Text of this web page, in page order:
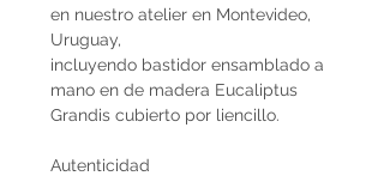
en nuestro atelier en Montevideo,
Uruguay,
incluyendo bastidor ensamblado a
mano en de madera Eucaliptus
Grandis cubierto por liencillo.
Autenticidad